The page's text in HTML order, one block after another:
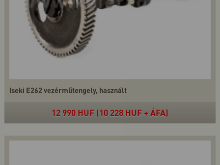
Iseki E262 vezérműtengely, használt
12 990 HUF (10 228 HUF + ÁFA)